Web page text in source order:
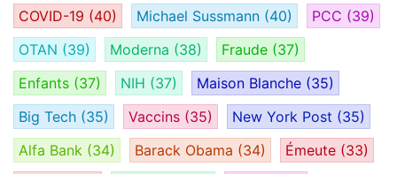
COVID-19 (40) Michael Sussmann (40) PCC (39)
OTAN (39) Moderna (38) Fraude (37)
Enfants (37) NIH (37) Maison Blanche (35)
Big Tech (35) Vaccins (35) New York Post (35)
Alfa Bank (34) Barack Obama (34) Émeute (33)